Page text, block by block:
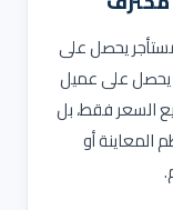
يحصل على
يحصل على عميل
السعر فقط، بل
المعاينة أو
.